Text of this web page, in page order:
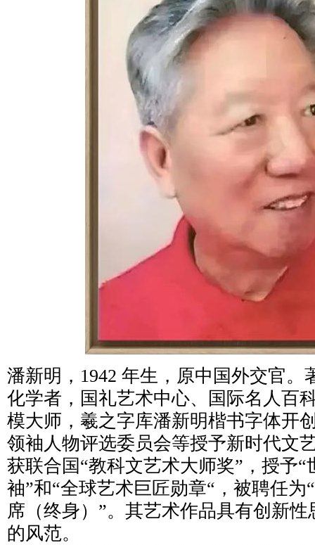
潘新明，1942 年生，原中国外交官。
化学者，国礼艺术中心、国际名人百
模大师，羲之字库潘新明楷书字体开
领袖人物评选委员会等授予新时代文
获联合国“教科文艺术大师奖”，授予
袖”和“全球艺术巨匠勋章“，被聘任
席（终身）”。其艺术作品具有创新
的风范。